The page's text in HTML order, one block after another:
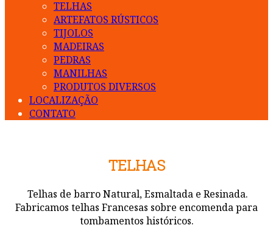
TELHAS
ARTEFATOS RÚSTICOS
TIJOLOS
MADEIRAS
PEDRAS
MANILHAS
PRODUTOS DIVERSOS
LOCALIZAÇÃO
CONTATO
TELHAS
Telhas de barro Natural, Esmaltada e Resinada.
Fabricamos telhas Francesas sobre encomenda para
tombamentos históricos.